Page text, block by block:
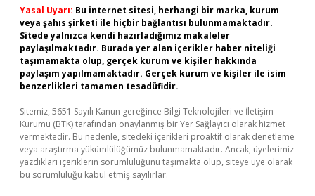
Yasal Uyarı: Bu internet sitesi, herhangi bir marka, kurum
veya şahıs şirketi ile hiçbir bağlantısı bulunmamaktadır.
Sitede yalnızca kendi hazırladığımız makaleler
paylaşılmaktadır. Burada yer alan içerikler haber niteliği
taşımamakta olup, gerçek kurum ve kişiler hakkında
paylaşım yapılmamaktadır. Gerçek kurum ve kişiler ile isim
benzerlikleri tamamen tesadüfidir.
Sitemiz, 5651 Sayılı Kanun gereğince Bilgi Teknolojileri ve İletişim
Kurumu (BTK) tarafından onaylanmış bir Yer Sağlayıcı olarak hizmet
vermektedir. Bu nedenle, sitedeki içerikleri proaktif olarak denetleme
veya araştırma yükümlülüğümüz bulunmamaktadır. Ancak, üyelerimiz
yazdıkları içeriklerin sorumluluğunu taşımakta olup, siteye üye olarak
bu sorumluluğu kabul etmiş sayılırlar.